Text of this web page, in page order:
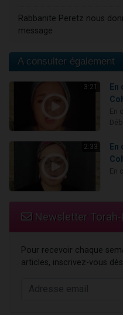
Rabbanite Peretz nous
message
A consulter également
3:21
2:33
Newsletter
Pour recevoir chaque
articles, inscrivez-vous